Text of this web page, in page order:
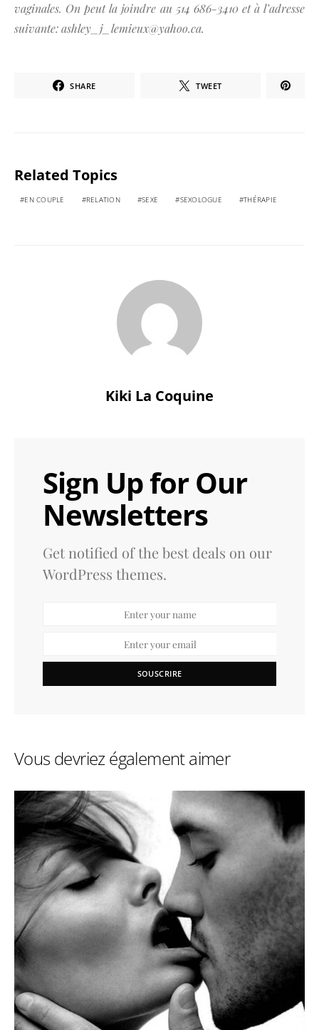
vaginales. On peut la joindre au 514 686-3410 et à l’adresse
suivante:ashley_j_lemieux@yahoo.ca.
SHARE TWEET
Related Topics
EN COUPLE RELATION SEXE SEXOLOGUE THÉRAPIE
Kiki La Coquine
Sign Up for Our
Newsletters
Get notified of the best deals on our
WordPress themes.
SOUSCRIRE
Vous devriez également aimer